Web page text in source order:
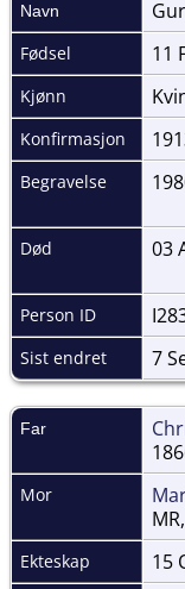
Navn
Fødsel 11
Kjønn
Konfirmasjon
Begravelse
Død 03
Person ID
Sist endret 7
Far
Mor
Ekteskap 15